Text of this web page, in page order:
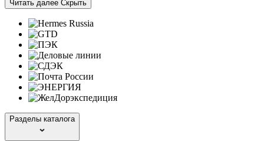
Читать далее Скрыть
Разделы каталога